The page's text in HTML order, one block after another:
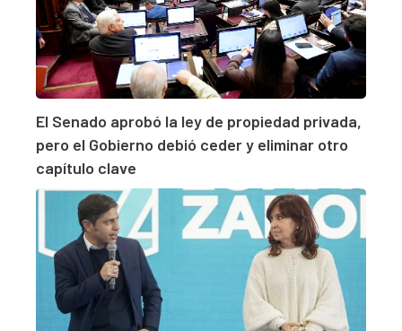
El Senado aprobó la ley de propiedad privada,
pero el Gobierno debió ceder y eliminar otro
capítulo clave